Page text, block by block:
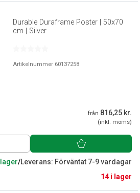
Durable Duraframe Poster | 50x70
cm | Silver
Artikelnummer 60137258
från 816,25 kr.
(inkl. moms)
I lager/Leverans: Förväntat 7-9 vardagar
14 i lager